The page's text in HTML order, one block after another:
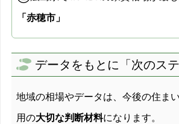
「赤穂市」
データをもとに「次のス
地域の相場やデータは、今後の住ま
用の大切な判断材料になります。